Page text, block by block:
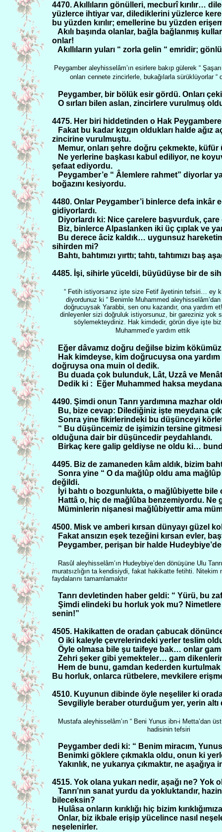
4470. Akıllıların gönülleri, mecburî kırılır…
yüzlerce ihtiyar var, dilediklerini yüzlerce
bu yüzden kırılır; emellerine bu yüzden
Akılı başında olanlar, bağla bağlanmış
onlar!
Akıllıların yuları “ zorla gelin “ emridir;
Peygamber aleyhisselâm’ın esirlere bakıp gülerek “
onları cennete zincirlerle, bukağılarla sürüklüyorlar “
Peygamber, bir bölük esir gördü. Onları
O sırları bilen aslan, zincirlere vurulmuş
4475. Her biri hiddetinden o Hak
Fakat bu kadar kızgın oldukları halde
zincirine vurulmuştu.
Memur, onları şehre doğru çekmekte,
Ne yerlerine başkası kabul ediliyor, ne
şefaat ediyordu.
Peygamber’e “ Âlemlere rahmet”
boğazını kesiyordu.
4480. Onlar Peygamber’i binlerce defa inkâr
gidiyorlardı.
Diyorlardı ki: Nice çarelere başvurduk, çare
Biz, binlerce Alpaslanken iki üç çıplak ve
Bu derece âciz kaldık… uygunsuz
sihirden mi?
Bahtı, bahtımızı yırttı; tahtı, tahtımızı baş
4485. İşi, sihirle yüceldi, büyüdüyse bir de
“ Fetih istiyorsanız işte size Fetif âyetinin tefsiri… ey
diyordunuz ki “ Benimle Muhammed
doğrucuysak Yarabbi, sen onu kazandır, ona yardım
dinleyenler sizi doğruluk istiyorsunuz, bir gareziniz yok
söylemekteydiniz. Hak kimdedir, görün diye işte
Muhammed’e yardım ettik
Eğer dâvamız doğru değilse bizim
Hak kimdeyse, kim doğrucuysa ona
doğruysa ona muin ol dedik.
Bu duada çok bulunduk, Lât, Uzzâ ve
Dedik ki :
Eğer Muhammed haksa
4490. Şimdi onun Tanrı yardımına mazhar
Bu, bize cevap: Dilediğiniz işte meydana
Sonra yine fikirlerindeki bu düşünceyi
“ Bu düşüncemiz de işimizin tersine
olduğuna dair bir düşüncedir peydahlandı.
Birkaç kere galip geldiyse ne oldu ki…
4495. Biz de zamaneden kâm aldık, bizim
Sonra yine “ O da mağlûp oldu ama
değildi.
İyi bahtı o bozgunlukta, o mağlûbiyette
Hattâ o, hiç de mağlûba benzemiyordu. Ne
Müminlerin nişanesi mağlûbiyettir ama
4500. Misk ve amberi kırsan dünyayı güzel
Fakat ansızın eşek tezeğini kırsan evler,
Peygamber, perişan bir halde
Rasûl aleyhisselâm’ın Hudeybiye’den dönüşüne Ulu
muratsızlığın ta kendisiydi, fakat hakikatte fetihti.
faydalarını tamamlamaktır
Tanrı devletinden haber geldi: “ Yürü, bu
Şimdi elindeki bu horluk yok mu?
senin!”
4505. Hakikatten de oradan çabucak
O iki kaleyle çevrelerindeki yerler teslim
Öyle olmasa bile şu taifeye bak… onlar gam
Zehri şeker gibi yemekteler… gam
Hem de bunu, gamdan kederden
Bu horluk, onlarca rütbelere, mevkilere
4510. Kuyunun dibinde öyle neşeliler ki
Sevgiliyle beraber oturduğum yer, yerin
Mustafa aleyhisselâm’ın “ Beni Yunus ibn-i Metta’dan
hadisinin tefsiri
Peygamber dedi ki: “ Benim miracım,
Benimki göklere çıkmakla oldu, onun ki
Yakınlık, ne yukarıya çıkmaktır, ne
4515. Yok olana yukarı nedir, aşağı ne? Yok
Tanrı’nın sanat yurdu da yokluktandır,
bileceksin?
Hulâsa onların kırıklığı hiç bizim
Onlar, biz ikbale erişip yücelince nasıl
neşelenirler.